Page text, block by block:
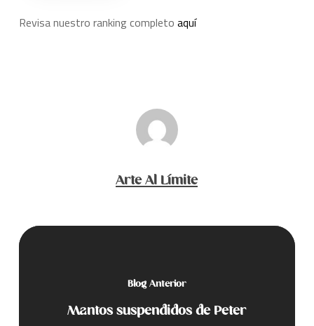
Revisa nuestro ranking completo aquí
Arte Al Límite
Blog Anterior
Mantos suspendidos de Peter